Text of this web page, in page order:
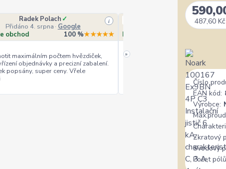
Radek Polach ✓
Přidáno 4. srpna · Google
i
obchod 100 %★★★★★
maximálním počtem hvězdiček,
objednávky a precizní zabalení.
popsány, super ceny. Vřele
Ověřený zákazník✓
Přidáno 4. srpna·
Doporučuje obchod
+ ceny
»
487,60 Kč
Číslo
EAN kód:
Výrobce:
Zkratový
Svodový
Počet